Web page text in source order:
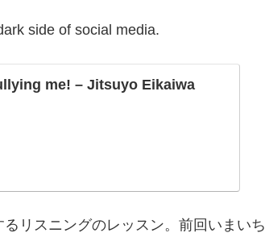
side of social media.
me! – Jitsuyo Eikaiwa
リスニングのレッスン。前回いまいち